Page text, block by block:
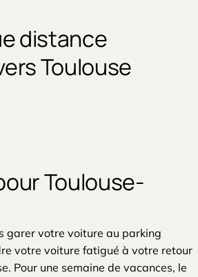
distance
Toulouse
Toulouse-
garer votre voiture au parking
votre voiture fatigué à votre retour
Pour une semaine de vacances, le